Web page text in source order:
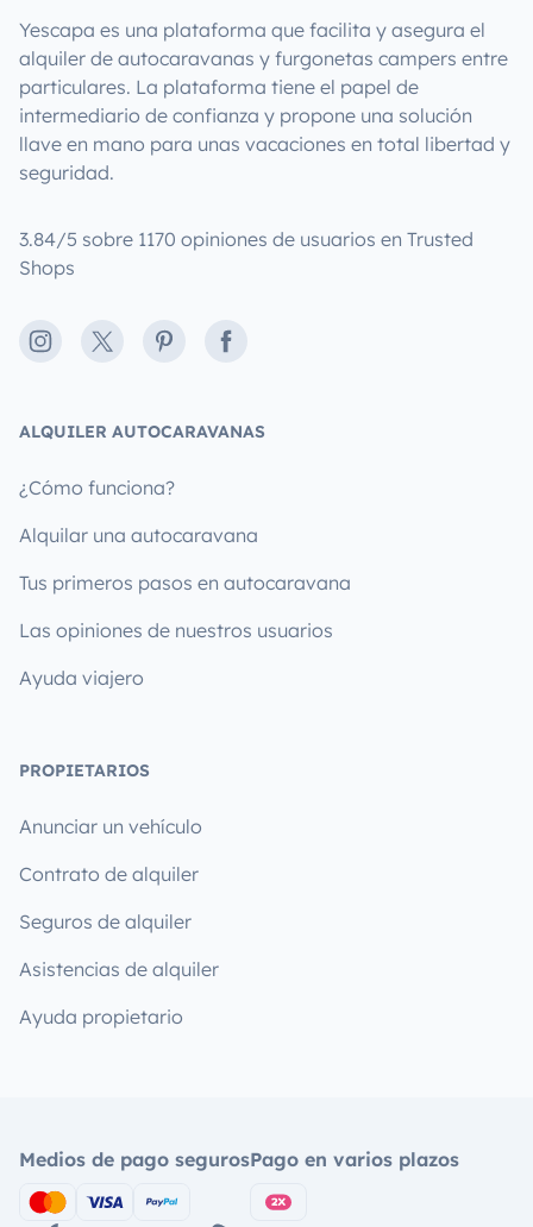
Yescapa es una plataforma que facilita y asegura el
alquiler de autocaravanas y furgonetas campers entre
particulares. La plataforma tiene el papel de
intermediario de confianza y propone una solución
llave en mano para unas vacaciones en total libertad y
seguridad.
3.84/5 sobre 1170 opiniones de usuarios en Trusted
Shops
Instagram
X PinterestFacebook
ALQUILER AUTOCARAVANAS
¿Cómo funciona?
Alquilar una autocaravana
Tus primeros pasos en autocaravana
Las opiniones de nuestros usuarios
Ayuda viajero
PROPIETARIOS
Anunciar un vehículo
Contrato de alquiler
Seguros de alquiler
Asistencias de alquiler
Ayuda propietario
Medios de pago segurosPago en varios plazos